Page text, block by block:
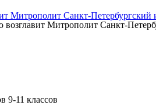
Митрополит Санкт-
Митрополит Санкт-
9-11 классов